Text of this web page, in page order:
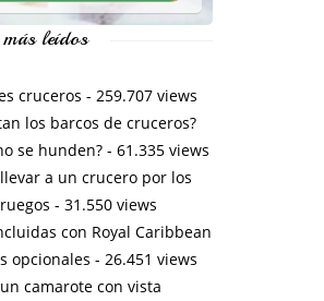
leídos
cruceros - 259.707 views
los barcos de cruceros?
se hunden?- 61.335 views
a un crucero por los
- 31.550 views
con Royal Caribbean
opcionales - 26.451 views
camarote con vista